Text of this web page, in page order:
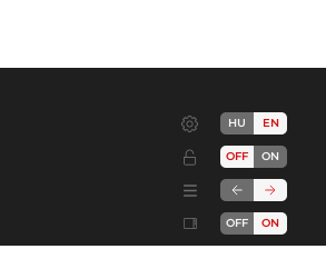
HU EN
OFF ON
OFF ON